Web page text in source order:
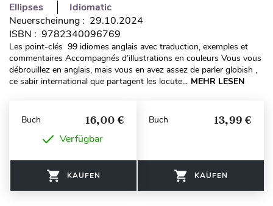
Ellipses
Idiomatic
Neuerscheinung : 29.10.2024
ISBN : 9782340096769
Les point-clés 99 idiomes anglais avec traduction, exemples et
commentaires Accompagnés d’illustrations en couleurs Vous vous
débrouillez en anglais, mais vous en avez assez de parler globish ,
ce sabir international que partagent les locute... MEHR LESEN
Buch 16,00 €
Verfügbar
KAUFEN
Buch 13,99 €
KAUFEN